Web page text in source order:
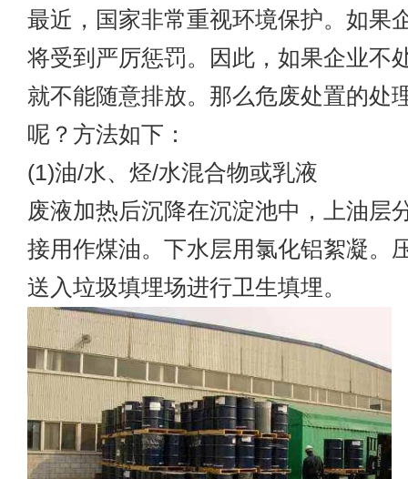
最近，国家非常重视环境保护。如果
将受到严厉惩罚。因此，如果企业不
就不能随意排放。那么危废处置的处
呢？方法如下：
(1)油/水、烃/水混合物或乳液
废液加热后沉降在沉淀池中，上油层
接用作煤油。下水层用氯化铝絮凝。
送入垃圾填埋场进行卫生填埋。